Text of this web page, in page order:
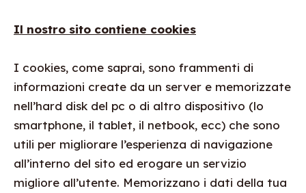
Il nostro sito contiene cookies
I cookies, come saprai, sono frammenti di
informazioni create da un server e memorizzate
nell’hard disk del pc o di altro dispositivo (lo
smartphone, il tablet, il netbook, ecc) che sono
utili per migliorare l’esperienza di navigazione
all’interno del sito ed erogare un servizio
migliore all’utente. Memorizzano i dati della tua